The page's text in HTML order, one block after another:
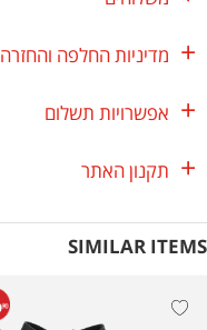
מדיניות החלפה והחזרה
אפשרויות תשלום
תקנון האתר
SIMILAR ITEMS